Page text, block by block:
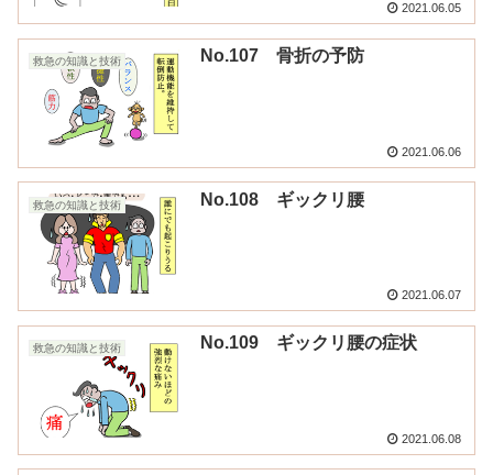
2021.06.05
救急の知識と技術 No.107 骨折の予防
2021.06.06
救急の知識と技術 No.108 ギックリ腰
2021.06.07
救急の知識と技術 No.109 ギックリ腰の症状
2021.06.08